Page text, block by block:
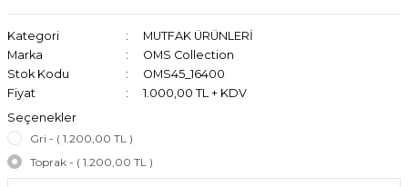
Kategori
MUTFAK ÜRÜNLERİ
Marka
OMS Collection
Stok Kodu
OMS45_16400
Fiyat
1.000,00 TL + KDV
Seçenekler
Gri - ( 1.200,00 TL )
Toprak - ( 1.200,00 TL )